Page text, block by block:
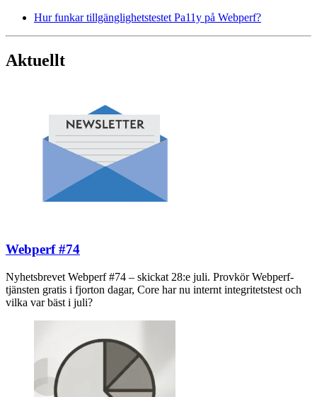
Hur funkar tillgänglighetstestet Pa11y på Webperf?
Aktuellt
Webperf #74
Nyhetsbrevet Webperf #74 – skickat 28:e juli. Provkör Webperf-
tjänsten gratis i fjorton dagar, Core har nu internt integritetstest och
vilka var bäst i juli?